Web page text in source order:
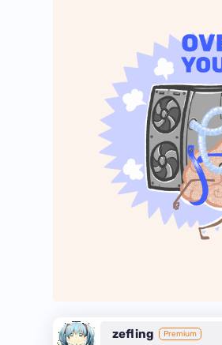
zefling Premium